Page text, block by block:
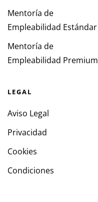
Mentoría de
Empleabilidad Estándar
Mentoría de
Empleabilidad Premium
LEGAL
Aviso Legal
Privacidad
Cookies
Condiciones